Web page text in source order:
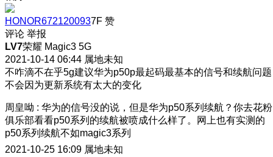
HONOR6721200937F 赞
评论 举报
LV7荣耀 Magic3 5G
2021-10-14 06:44 属地未知
不咋滴不在乎5g建议华为p50p最起码最基本的信号和续航问题
不会因为更新系统有太大的变化
周皇呦 : 华为的信号没的说，但是华为p50系列续航？你去花粉
俱乐部看看p50系列的续航被喷成什么样了。网上也有实测的
p50系列续航不如magic3系列
2021-10-25 16:09 属地未知